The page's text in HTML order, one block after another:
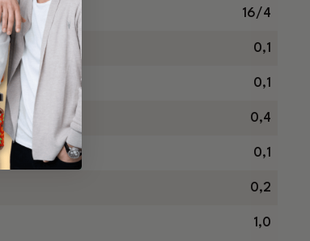
16/4
0,1
0,1
0,4
0,1
0,2
1,0